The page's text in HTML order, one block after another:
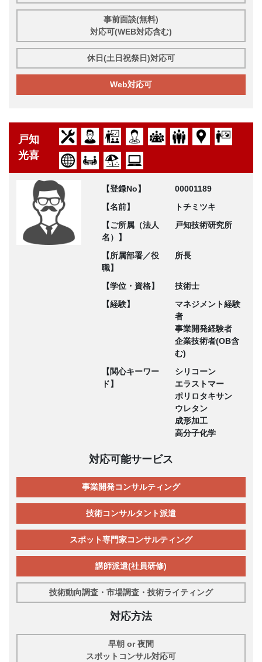
事前面談(無料)
対応可(WEB対応含む)
休日(土日祝祭日)対応可
Web対応可
戸知
光喜
【登録No】
00001189
【名前】
トチミツキ
【ご所属（法人
名）】
戸知技術研究所
【所属部署／役
職】
所長
【学位・資格】
技術士
【経験】
マネジメント経験
者
事業開発経験者
企業技術者(OB含
む)
【関心キーワー
ド】
シリコーン
エラストマー
ポリロタキサン
ウレタン
成形加工
高分子化学
対応可能サービス
事業開発コンサルティング
技術コンサルタント派遣
スポット専門家コンサルティング
講師派遣(社員研修)
技術動向調査・市場調査・技術ライティング
対応方法
早朝 or 夜間
スポットコンサル対応可